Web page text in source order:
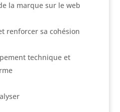
la marque sur le web
renforcer sa cohésion
technique et